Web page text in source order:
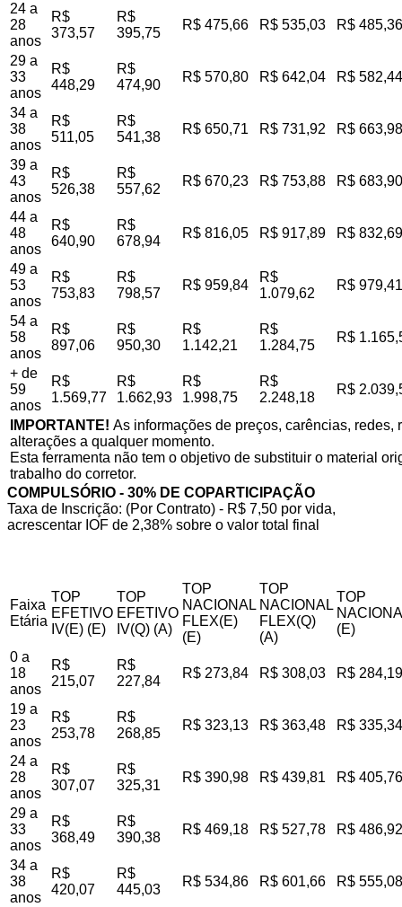
24 a
28
anos
R$
373,57
R$
395,75
R$ 475,66 R$ 535,03 R$ 485,36
29 a
33
anos
R$
448,29
R$
474,90
R$ 570,80 R$ 642,04 R$ 582,44
34 a
38
anos
R$
511,05
R$
541,38
R$ 650,71 R$ 731,92 R$ 663,98
39 a
43
anos
R$
526,38
R$
557,62
R$ 670,23 R$ 753,88 R$ 683,90
44 a
48
anos
R$
640,90
R$
678,94
R$ 816,05 R$ 917,89 R$ 832,69
49 a
53
anos
R$
753,83
R$
798,57
R$ 959,84
R$
1.079,62
R$ 979,41
54 a
58
anos
R$
897,06
R$
950,30
R$
1.142,21
R$
1.284,75
R$
+ de
59
anos
R$
1.569,77
R$
1.662,93
R$
1.998,75
R$
2.248,18
R$
IMPORTANTE! As informações de preços, carências,
alterações a qualquer momento.
Esta ferramenta não tem o objetivo de substituir o material
trabalho do corretor.
COMPULSÓRIO - 30% DE COPARTICIPAÇÃO
Taxa de Inscrição: (Por Contrato) - R$ 7,50 por vida,
acrescentar IOF de 2,38% sobre o valor total final
Faixa
Etária
TOP
EFETIVO
IV(E) (E)
TOP
EFETIVO
IV(Q) (A)
TOP
NACIONAL
FLEX(E)
(E)
TOP
NACIONAL
FLEX(Q)
(A)
TOP
(E)
0 a
18
anos
R$
215,07
R$
227,84
R$ 273,84 R$ 308,03 R$ 284,19
19 a
23
anos
R$
253,78
R$
268,85
R$ 323,13 R$ 363,48 R$ 335,34
24 a
28
anos
R$
307,07
R$
325,31
R$ 390,98 R$ 439,81 R$ 405,76
29 a
33
anos
R$
368,49
R$
390,38
R$ 469,18 R$ 527,78 R$ 486,92
34 a
38
anos
R$
420,07
R$
445,03
R$ 534,86 R$ 601,66 R$ 555,08